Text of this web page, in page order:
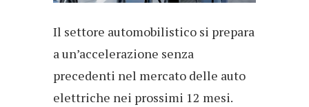
Il settore automobilistico si prepara
a un’accelerazione senza
precedenti nel mercato delle auto
elettriche nei prossimi 12 mesi.